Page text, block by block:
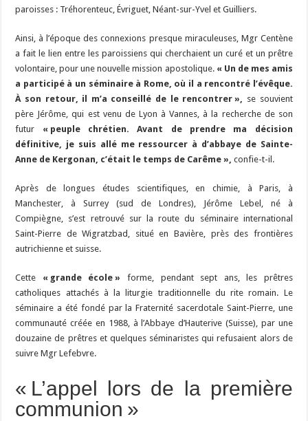
paroisses : Tréhorenteuc, Évriguet, Néant-sur-Yvel et Guilliers.
Ainsi, à l’époque des connexions presque miraculeuses, Mgr Centène
a fait le lien entre les paroissiens qui cherchaient un curé et un prêtre
volontaire, pour une nouvelle mission apostolique.« Un de mes amis
a participé à un séminaire à Rome, où il a rencontré l’évêque.
À son retour, il m’a conseillé de le rencontrer »,
se souvient
père Jérôme, qui est venu de Lyon à Vannes, à la recherche de son
futur « peuple chrétien. Avant de prendre ma décision
définitive, je suis allé me ressourcer à d’abbaye de Sainte-
Anne de Kergonan, c’était le temps de Carême », confie-t-il.
Après de longues études scientifiques, en chimie, à Paris, à
Manchester, à Surrey (sud de Londres), Jérôme Lebel, né à
Compiègne, s’est retrouvé sur la route du séminaire international
Saint-Pierre de Wigratzbad, situé en Bavière, près des frontières
autrichienne et suisse.
Cette « grande école » forme, pendant sept ans, les prêtres
catholiques attachés à la liturgie traditionnelle du rite romain. Le
séminaire a été fondé par la Fraternité sacerdotale Saint-Pierre, une
communauté créée en 1988, à l’Abbaye d’Hauterive (Suisse), par une
douzaine de prêtres et quelques séminaristes qui refusaient alors de
suivre Mgr Lefebvre.
« L’appel lors de la première
communion »